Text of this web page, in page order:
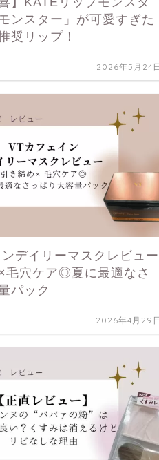
ンスター」が可愛すぎた
奨リップ！
2026年5月24
デイリーマスクレビュー
×毛穴ケア◎夏に最適なさ
パック
2026年4月29